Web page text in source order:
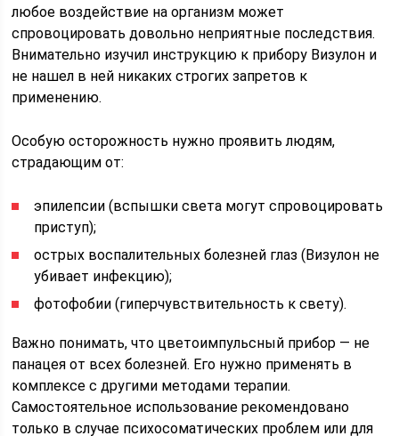
любое воздействие на организм может
спровоцировать довольно неприятные последствия.
Внимательно изучил инструкцию к прибору Визулон и
не нашел в ней никаких строгих запретов к
применению.
Особую осторожность нужно проявить людям,
страдающим от:
эпилепсии (вспышки света могут спровоцировать
приступ);
острых воспалительных болезней глаз (Визулон не
убивает инфекцию);
фотофобии (гиперчувствительность к свету).
Важно понимать, что цветоимпульсный прибор — не
панацея от всех болезней. Его нужно применять в
комплексе с другими методами терапии.
Самостоятельное использование рекомендовано
только в случае психосоматических проблем или для